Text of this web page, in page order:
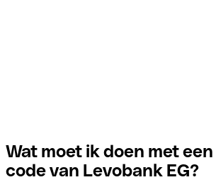
Wat moet ik doen met een
code van Levobank EG?